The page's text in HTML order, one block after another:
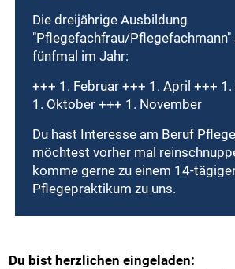
Die dreijährige Ausbildung
"Pflegefachfrau/
fünfmal im Jahr:
+++ 1. Februar +++ 1. April +++
1. Oktober +++ 1. November
Du hast Interesse am Beruf
möchtest vorher mal
komme gerne zu einem 14-
Pflegepraktikum zu uns.
Du bist herzlichen eingeladen: